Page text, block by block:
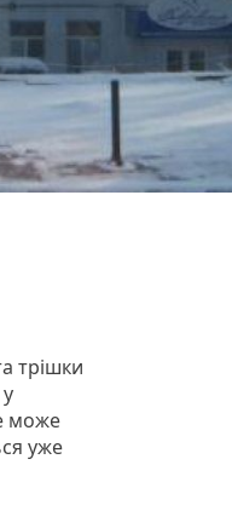
трішки
може
уже